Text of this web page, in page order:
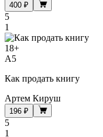
400 ₽
5
1
18+
A5
Как продать книгу
Артем Кируш
196 ₽
5
1